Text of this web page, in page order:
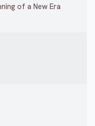
of a New Era